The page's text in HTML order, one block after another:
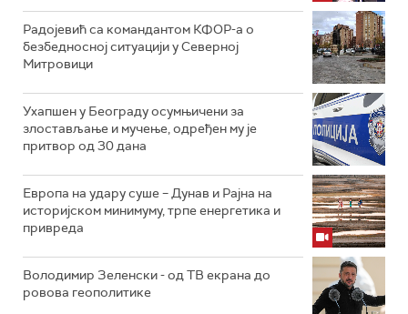
Радојевић са командантом КФОР-а о
безбедносној ситуацији у Северној
Митровици
Ухапшен у Београду осумњичени за
злостављање и мучење, одређен му је
притвор од 30 дана
Европа на удару суше – Дунав и Рајна на
историјском минимуму, трпе енергетика и
привреда
Володимир Зеленски - од ТВ екрана до
ровова геополитике